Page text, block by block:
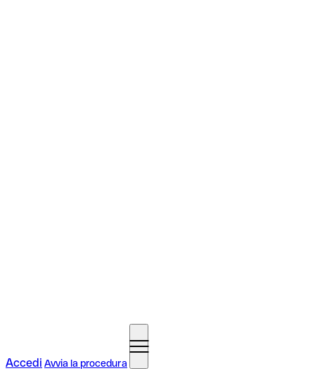
Accedi Avvia la procedura